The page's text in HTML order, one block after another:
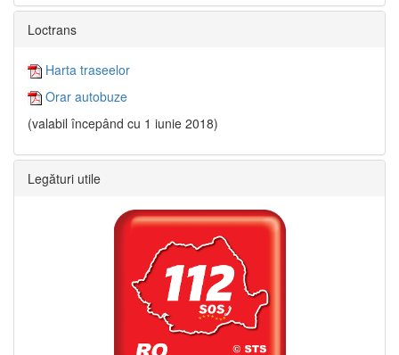
Loctrans
Harta traseelor
Orar autobuze
(valabil începând cu 1 iunie 2018)
Legături utile